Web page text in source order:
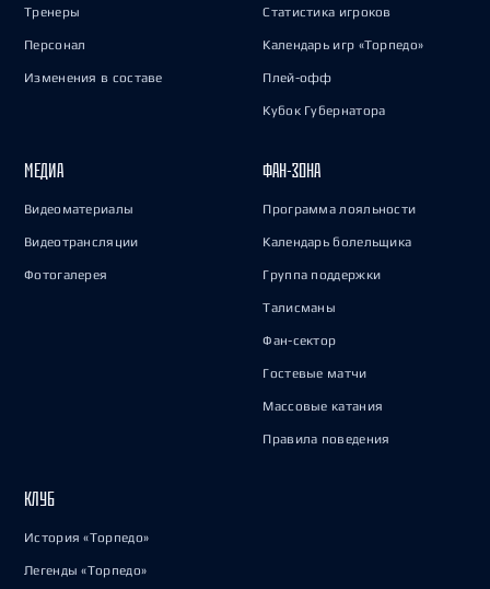
Тренеры
Персонал
Изменения в составе
Статистика игроков
Календарь игр «Торпедо»
Плей-офф
Кубок Губернатора
МЕДИА
Видеоматериалы
Видеотрансляции
Фотогалерея
ФАН-ЗОНА
Программа лояльности
Календарь болельщика
Группа поддержки
Талисманы
Фан-сектор
Гостевые матчи
Массовые катания
Правила поведения
КЛУБ
История «Торпедо»
Легенды «Торпедо»